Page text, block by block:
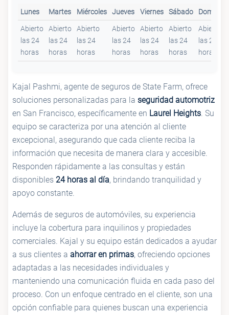
Lunes Martes Miércoles Jueves Viernes Sábado Domingo
Abierto
las 24
horas
Abierto
las 24
horas
Abierto
las 24
horas
Abierto
las 24
horas
Abierto
las 24
horas
Abierto
las 24
horas
Abierto
las 24
horas
Kajal Pashmi, agente de seguros de State Farm, ofrece
soluciones personalizadas para la seguridad automotriz
en San Francisco, específicamente en Laurel Heights. Su
equipo se caracteriza por una atención al cliente
excepcional, asegurando que cada cliente reciba la
información que necesita de manera clara y accesible.
Responden rápidamente a las consultas y están
disponibles 24 horas al día, brindando tranquilidad y
apoyo constante.
Además de seguros de automóviles, su experiencia
incluye la cobertura para inquilinos y propiedades
comerciales. Kajal y su equipo están dedicados a ayudar
a sus clientes a ahorrar en primas, ofreciendo opciones
adaptadas a las necesidades individuales y
manteniendo una comunicación fluida en cada paso del
proceso. Con un enfoque centrado en el cliente, son una
opción confiable para quienes buscan una experiencia